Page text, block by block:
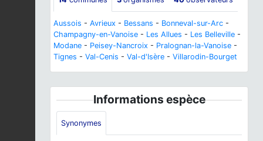
Aussois - Avrieux - Bessans - Bonneval-sur-Arc -
Champagny-en-Vanoise - Les Allues - Les Belleville -
Modane - Peisey-Nancroix - Pralognan-la-Vanoise -
Tignes - Val-Cenis - Val-d'Isère - Villarodin-Bourget
Informations espèce
Synonymes